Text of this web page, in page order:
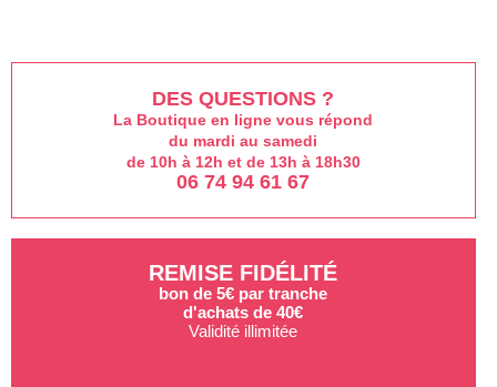
DES QUESTIONS ?
La Boutique en ligne vous répond
du mardi au samedi
de 10h à 12h et de 13h à 18h30
06 74 94 61 67
REMISE FIDÉLITÉ
bon de 5€ par tranche
d'achats de 40€
Validité illimitée